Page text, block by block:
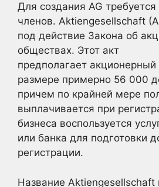
Для создания AG
членов. Aktiengesellschaft
под действие Закона об
обществах. Этот акт
предполагает акционерный
размере примерно 56 000
причем по крайней мере
выплачивается при
бизнеса воспользуется
или банка для подготовки
регистрации.
Название Aktiengesellschaft